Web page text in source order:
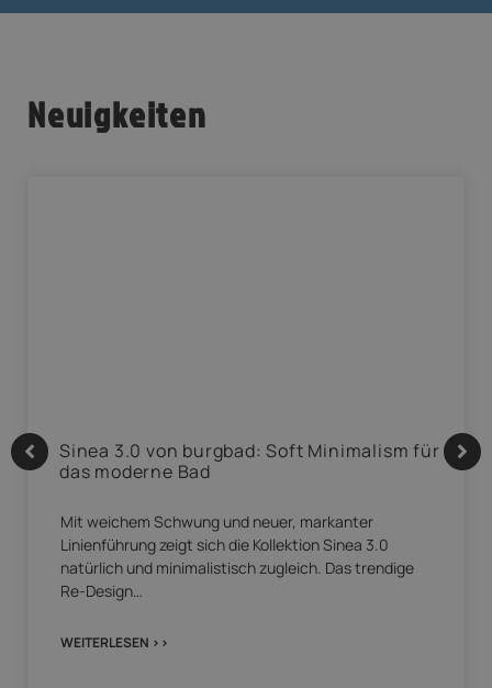
Neuigkeiten
Sinea 3.0 von burgbad: Soft Minimalism für
das moderne Bad
Mit weichem Schwung und neuer, markanter
Linienführung zeigt sich die Kollektion Sinea 3.0
natürlich und minimalistisch zugleich. Das trendige
Re-Design…
WEITERLESEN >>